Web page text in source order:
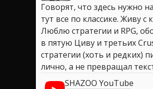
Говорят, что здесь нужно
тут все по классике. Живу
Люблю стратегии и RPG,
в пятую Циву и третьих
стратегии (хоть и редких)
лично, а не превращал
SHAZOO YouTube